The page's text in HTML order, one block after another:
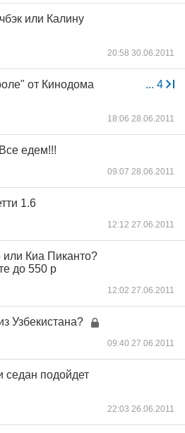
или Калину
20:58 30.06.2011
... 4
от Кинодома
18:06 28.06.2011
едем!!!
09:07 28.06.2011
1.6
12:12 27.06.2011
Киа Пиканто?
до 550 р
12:02 27.06.2011
Узбекистана?
09:40 27.06.2011
седан подойдет
22:03 26.06.2011